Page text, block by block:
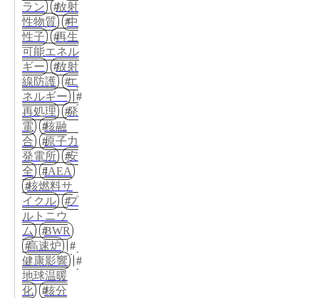
ラン
放射
性物質
中
性子
再生
可能エネル
ギー
放射
線防護
エ
ネルギー
再処理
発
電
核融
合
原子力
発電所
安
全
IAEA
核燃料サ
イクル
プ
ルトニウ
ム
BWR
高速炉
健康影響
地球温暖
化
核分